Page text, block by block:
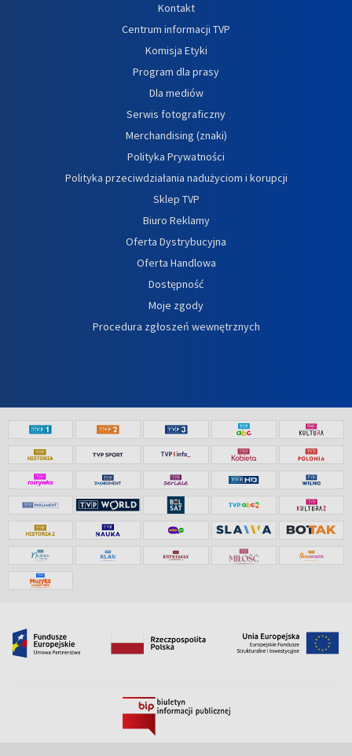
Kontakt
Centrum informacji TVP
Komisja Etyki
Program dla prasy
Dla mediów
Serwis fotograficzny
Merchandising (znaki)
Polityka Prywatności
Polityka przeciwdziałania nadużyciom i korupcji
Sklep TVP
Biuro Reklamy
Oferta Dystrybucyjna
Oferta Handlowa
Dostępność
Moje zgody
Procedura zgłoszeń wewnętrznych